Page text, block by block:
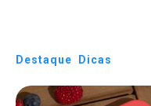
Destaque Dicas